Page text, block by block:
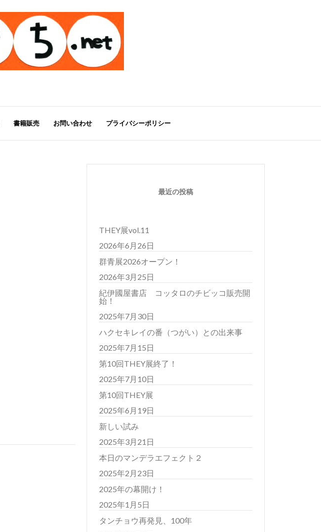
書籍販売 お問い合わせ プライバシーポリシー
最近の投稿
THEY展vol.11
2026年6月26日
群青展2026オープン！
2026年3月25日
紀伊國屋書店 コッタロのチビッコ販売開
始！
2025年7月30日
ハクセキレイの番（つがい）との出来事
2025年7月15日
第10回THEY展終了！
2025年7月10日
第10回THEY展
2025年6月19日
新しい試み
2025年3月21日
本日のマンデラエフェクト２
2025年2月23日
2025年の幕開け！
2025年1月5日
タンチョウ再発見、100年